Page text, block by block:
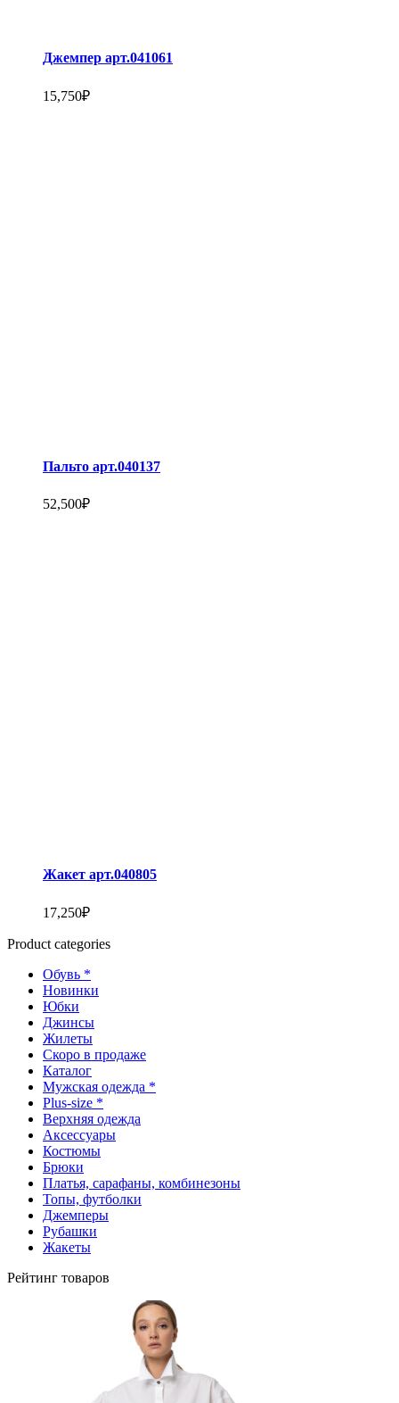
Джемпер арт.041061
15,750₽
Пальто арт.040137
52,500₽
Жакет арт.040805
17,250₽
Product categories
Обувь *
Новинки
Юбки
Джинсы
Жилеты
Скоро в продаже
Каталог
Мужская одежда *
Plus-size *
Верхняя одежда
Аксессуары
Костюмы
Брюки
Платья, сарафаны, комбинезоны
Топы, футболки
Джемперы
Рубашки
Жакеты
Рейтинг товаров